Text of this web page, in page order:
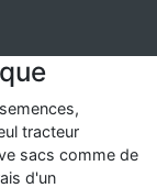
tracteur
sacs comme de
d'un